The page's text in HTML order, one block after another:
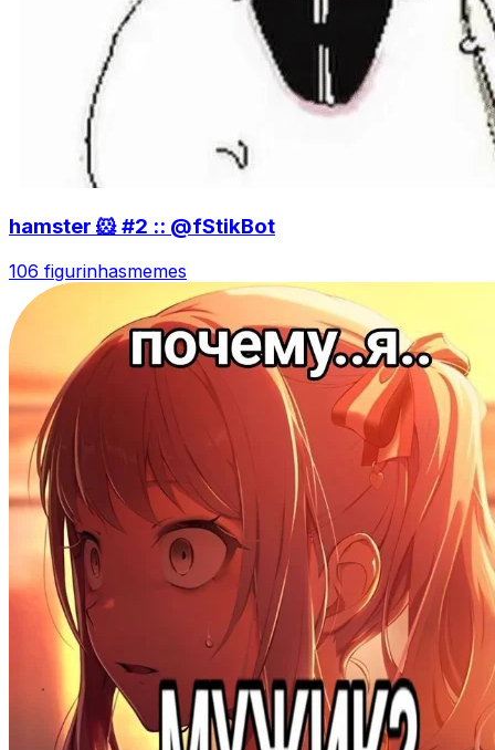
hamster 🐹 #2 :: @fStikBot
106 figurinhasmemes